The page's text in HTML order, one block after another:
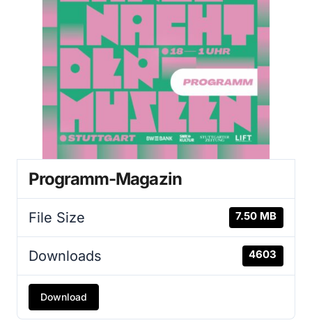
Programm-Magazin
File Size 7.50 MB
Downloads 4603
Download